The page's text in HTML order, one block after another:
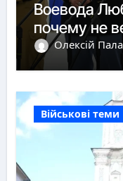
Воевода
почему не
Олексій
Військові теми